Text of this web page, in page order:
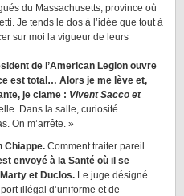
du Massachusetts, province où
Je tends le dos à l’idée que tout à
sur moi la vigueur de leurs
de l’American Legion ouvre
est total… Alors je me lève et,
je clame : Vivent Sacco et
Dans la salle, curiosité
On m’arrête. »
Chiappe. Comment traiter pareil
envoyé à la Santé où il se
et Duclos. Le juge désigné
illégal d’uniforme et de